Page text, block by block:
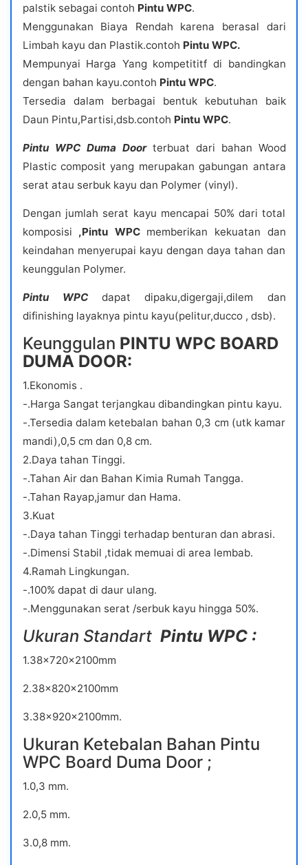
palstik sebagai contoh Pintu WPC.
Menggunakan Biaya Rendah karena berasal dari
Limbah kayu dan Plastik.contoh Pintu WPC.
Mempunyai Harga Yang kompetititf di bandingkan
dengan bahan kayu.contoh Pintu WPC.
Tersedia dalam berbagai bentuk kebutuhan baik
Daun Pintu,Partisi,dsb.contoh Pintu WPC.
Pintu WPC Duma Doorterbuat dari bahan Wood
Plastic composit yang merupakan gabungan antara
serat atau serbuk kayu dan Polymer (vinyl).
Dengan jumlah serat kayu mencapai 50% dari total
komposisi ,Pintu WPCmemberikan kekuatan dan
keindahan menyerupai kayu dengan daya tahan dan
keunggulan Polymer.
Pintu WPCdapat dipaku,digergaji,dilem dan
difinishing layaknya pintu kayu(pelitur,ducco , dsb).
Keunggulan PINTU WPC BOARD
DUMA DOOR:
1.Ekonomis .
-.Harga Sangat terjangkau dibandingkan pintu kayu.
-.Tersedia dalam ketebalan bahan 0,3 cm (utk kamar
mandi),0,5 cm dan 0,8 cm.
2.Daya tahan Tinggi.
-.Tahan Air dan Bahan Kimia Rumah Tangga.
-.Tahan Rayap,jamur dan Hama.
3.Kuat
-.Daya tahan Tinggi terhadap benturan dan abrasi.
-.Dimensi Stabil ,tidak memuai di area lembab.
4.Ramah Lingkungan.
-.100% dapat di daur ulang.
-.Menggunakan serat /serbuk kayu hingga 50%.
Ukuran Standart Pintu WPC :
1.38x720x2100mm
2.38x820x2100mm
3.38x920x2100mm.
Ukuran Ketebalan Bahan Pintu
WPC Board Duma Door ;
1.0,3 mm.
2.0,5 mm.
3.0,8 mm.